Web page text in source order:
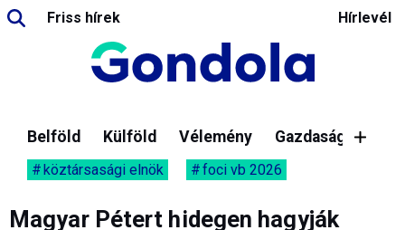
Friss hírek Hírlevél
Belföld Külföld Vélemény Gazdaság
köztársasági elnök foci vb 2026
Magyar Pétert hidegen hagyják